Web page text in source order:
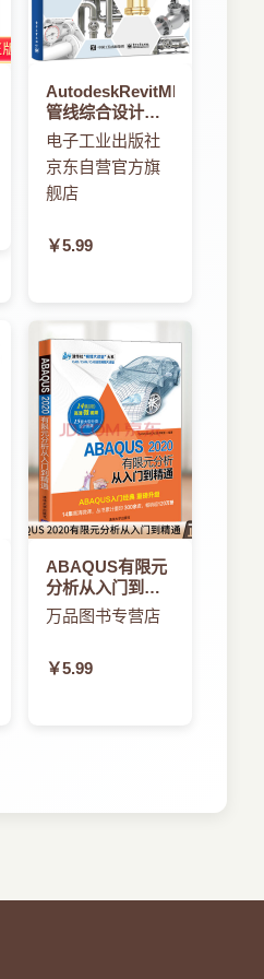
AutodeskRevitMEP
管线综合设计应
用
电子工业出版社
京东自营官方旗
舰店
￥5.99
ABAQUS有限元
分析从入门到精
通CAD
万品图书专营店
￥5.99